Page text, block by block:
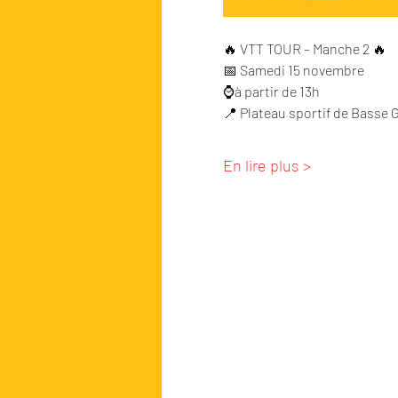
🔥 VTT TOUR – Manche 2 🔥
📅 Samedi 15 novembre
⌚à partir de 13h
📍 Plateau sportif de Basse
En lire plus >